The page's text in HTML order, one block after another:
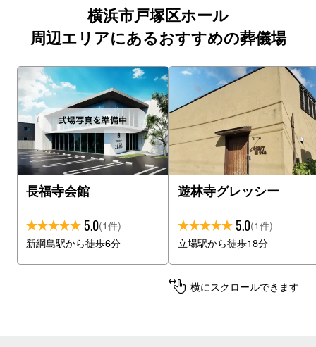
横浜市戸塚区ホール
周辺エリアにあるおすすめの葬儀場
長福寺会館
5.0(1件)
新綱島駅から徒歩6分
遊林寺グレッシー
5.0(1件)
立場駅から徒歩18分
横にスクロールできます